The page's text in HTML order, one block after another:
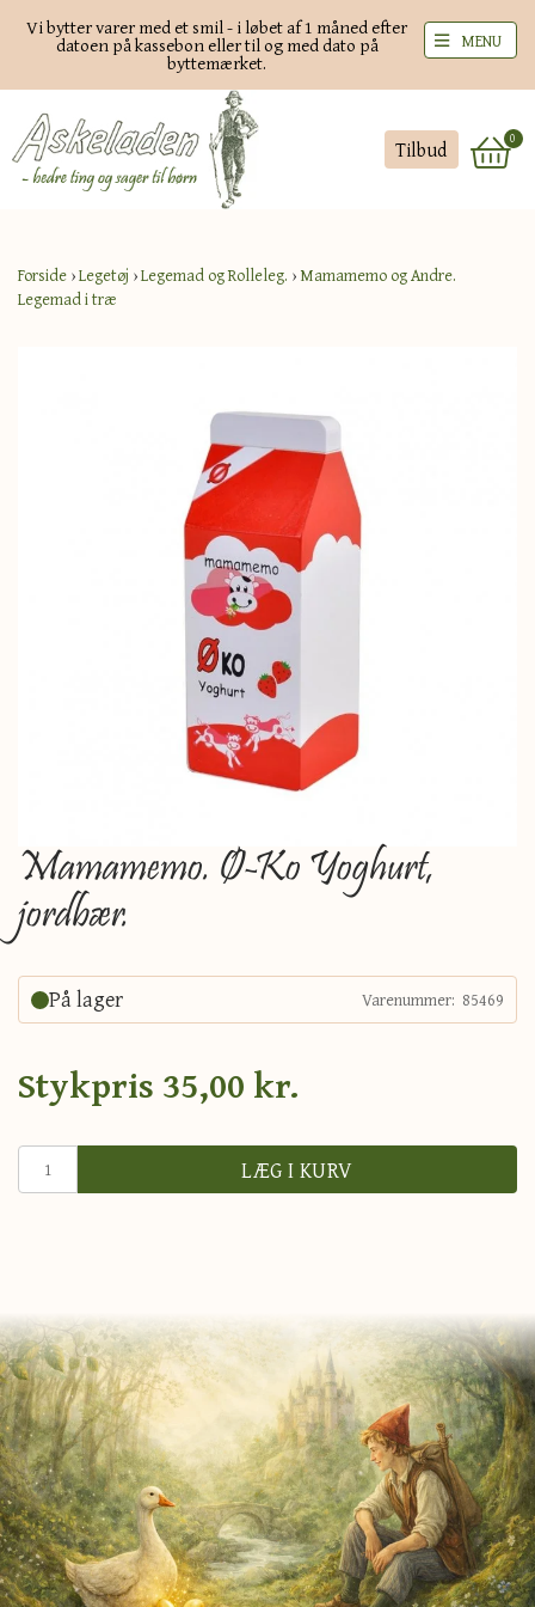
Vi bytter varer med et smil - i løbet af 1 måned efter
datoen på kassebon eller til og med dato på
byttemærket.
Tilbud 0
MENU
Forside ›Legetøj ›Legemad og Rolleleg. › Mamamemo og Andre.
Legemad i træ
Mamamemo. Ø-Ko Yoghurt,
jordbær.
På lager Varenummer: 85469
Stykpris 35,00 kr.
LÆG I KURV